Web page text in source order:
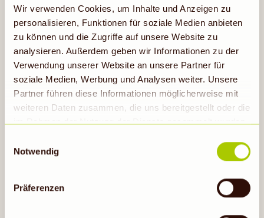
Wir verwenden Cookies, um Inhalte und Anzeigen zu
personalisieren, Funktionen für soziale Medien anbieten
zu können und die Zugriffe auf unsere Website zu
analysieren. Außerdem geben wir Informationen zu der
Verwendung unserer Website an unsere Partner für
soziale Medien, Werbung und Analysen weiter. Unsere
Partner führen diese Informationen möglicherweise mit
weiteren Daten zusammen, die uns bereitgestellt oder die
im Rahmen der Nutzung der Dienste gesammelt wurden.
erhobenen Daten in den USA durch Google: Unsere
Informationen hierzu findest du unter Datenschutz. Indem
auf „Cookies zulassen“ geklickt bzw. statistische
Notwendig
Präferenzen
Spanische Safransuppe
ca. 30 Minuten